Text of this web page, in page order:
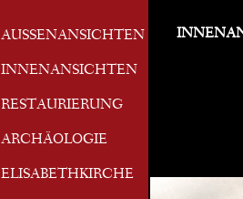
AUSSENANSICHTEN
INNENANSICHTEN
RESTAURIERUNG
ARCHÄOLOGIE
ELISABETHKIRCHE